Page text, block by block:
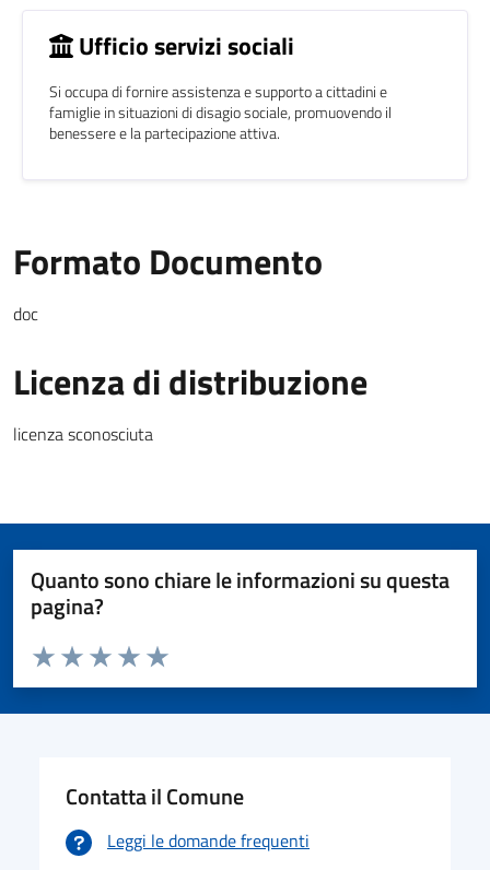
Ufficio servizi sociali
Si occupa di fornire assistenza e supporto a cittadini e
famiglie in situazioni di disagio sociale, promuovendo il
benessere e la partecipazione attiva.
Formato Documento
doc
Licenza di distribuzione
licenza sconosciuta
Quanto sono chiare le informazioni su questa
pagina?
Valuta da 1 a 5 stelle la pagina
Valuta 5 stelle su 5
Valuta 4 stelle su 5
Valuta 3 stelle su 5
Valuta 2 stelle su 5
Valuta 1 stelle su 5
Contatta il Comune
Leggi le domande frequenti